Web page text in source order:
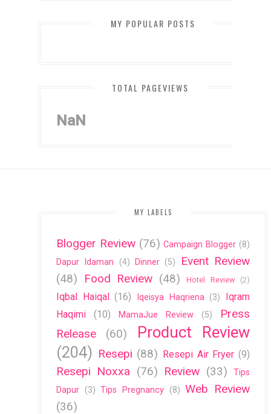
MY POPULAR POSTS
TOTAL PAGEVIEWS
NaN
MY LABELS
Blogger Review (76) Campaign Blogger (8)
Dapur Idaman
(4) Dinner (5)
Event Review
(48)
Food Review (48) Hotel Review (2)
Iqbal Haiqal (16) Iqeisya Haqriena (3)
Iqram
Haqimi
(10) MamaJue Review (5)
Press
Release
(60)
Product Review
(204) Resepi (88) Resepi Air Fryer (9)
Resepi Noxxa (76) Review (33)
Tips
Dapur (3) Tips Pregnancy (8) Web Review
(36)